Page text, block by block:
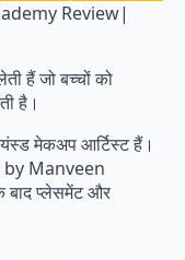
Review|
हैं जो बच्चों को
है।
मेकअप आर्टिस्ट हैं।
by Manveen
बाद प्लेसमेंट और